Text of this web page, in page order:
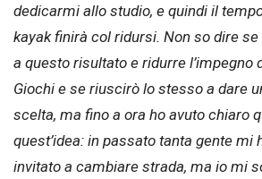
dedicarmi allo studio, e quindi il
kayak finirà col ridursi. Non so dire
a questo risultato e ridurre l’impegno
Giochi e se riuscirò lo stesso a dare
scelta, ma fino a ora ho avuto chiaro
quest’idea: in passato tanta gente mi
invitato a cambiare strada, ma io mi